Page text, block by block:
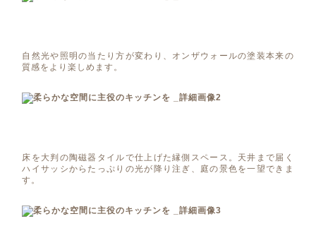
自然光や照明の当たり方が変わり、オンザウォールの塗装本来の
質感をより楽しめます。
床を大判の陶磁器タイルで仕上げた縁側スペース。天井まで届く
ハイサッシからたっぷりの光が降り注ぎ、庭の景色を一望できま
す。